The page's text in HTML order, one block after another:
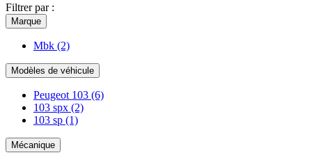
Filtrer par :
Marque
Mbk (2)
Modèles de véhicule
Peugeot 103 (6)
103 spx (2)
103 sp (1)
Mécanique